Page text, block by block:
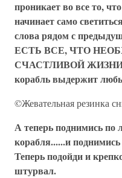
проникает во все то,
начинает само
слова рядом с
ЕСТЬ ВСЕ, ЧТО
СЧАСТЛИВОЙ ЖИЗНИ!
корабль выдержит
©Жевательная резинка
А теперь поднимись по
корабля......и
Теперь подойди и
штурвал.